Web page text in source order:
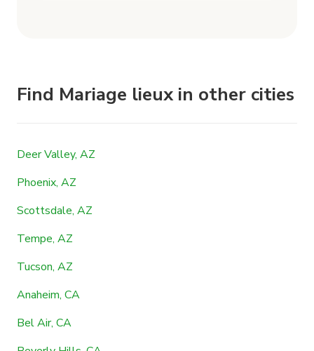
Find Mariage lieux in other cities
Deer Valley, AZ
Phoenix, AZ
Scottsdale, AZ
Tempe, AZ
Tucson, AZ
Anaheim, CA
Bel Air, CA